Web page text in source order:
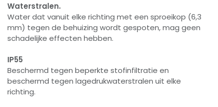
Waterstralen.
Water dat vanuit elke richting met een sproeikop (6,3
mm) tegen de behuizing wordt gespoten, mag geen
schadelijke effecten hebben.
IP55
Beschermd tegen beperkte stofinfiltratie en
beschermd tegen lagedrukwaterstralen uit elke
richting.